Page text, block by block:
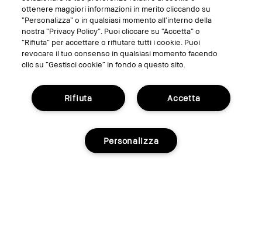
GESTISCI I COOKIE DEL SITO
INFORMATIVA SULLA PRIVACY
ottenere maggiori informazioni in merito cliccando su
“Personalizza” o in qualsiasi momento all’interno della
nostra “Privacy Policy”. Puoi cliccare su “Accetta” o
“Rifiuta” per accettare o rifiutare tutti i cookie. Puoi
revocare il tuo consenso in qualsiasi momento facendo
clic su “Gestisci cookie” in fondo a questo sito.
Accetta
Rifiuta
Personalizza